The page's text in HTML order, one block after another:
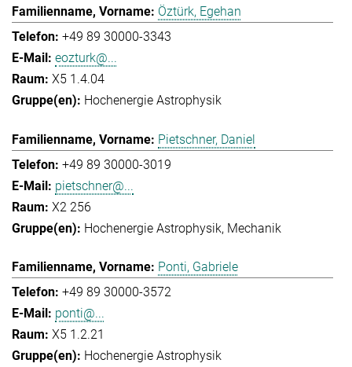
Öztürk, Egehan
+49 89 30000-3343
eozturk@...
X5 1.4.04
Hochenergie Astrophysik
Pietschner, Daniel
+49 89 30000-3019
pietschner@...
X2 256
Hochenergie Astrophysik Mechanik
Ponti, Gabriele
+49 89 30000-3572
ponti@...
X5 1.2.21
Hochenergie Astrophysik